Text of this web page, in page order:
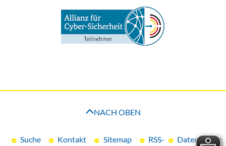
Suche Kontakt Sitemap
RSS-
Datenschutz
NACH OBEN